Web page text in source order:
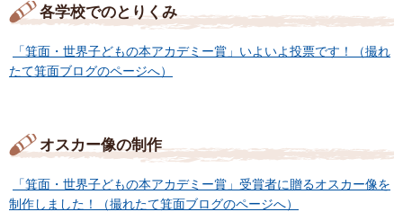
各学校でのとりくみ
「箕面・世界子どもの本アカデミー賞」いよいよ投票です！（撮れ
たて箕面ブログのページへ）
オスカー像の制作
「箕面・世界子どもの本アカデミー賞」受賞者に贈るオスカー像を
制作しました！（撮れたて箕面ブログのページへ）